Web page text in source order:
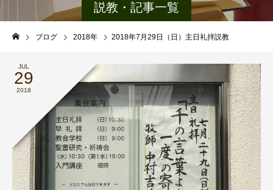
説教・記事一覧
ブログ 2018年 2018年7月29日（日）主日礼拝説教
JUL
29
2018